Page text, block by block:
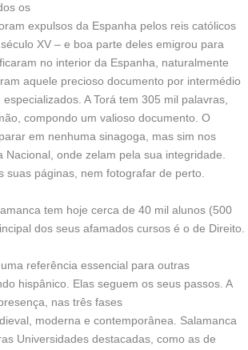
os
expulsos da Espanha pelos reis católicos
XV – e boa parte deles emigrou para
no interior da Espanha, naturalmente
aquele precioso documento por intermédio
A Torá tem 305 mil palavras,
compondo um valioso documento. O
em nenhuma sinagoga, mas sim nos
Nacional, onde zelam pela sua integridade.
suas páginas, nem fotografar de perto.
tem hoje cerca de 40 mil alunos (500
dos seus afamados cursos é o de Direito.
referência essencial para outras
hispânico. Elas seguem os seus passos. A
nas três fases
moderna e contemporânea. Salamanca
Universidades destacadas, como as de